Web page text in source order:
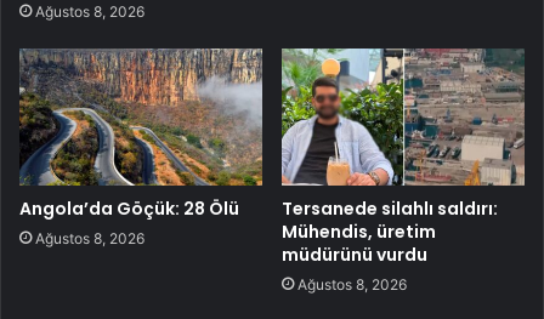
Ağustos 8, 2026
Angola’da Göçük: 28 Ölü
Ağustos 8, 2026
Tersanede silahlı saldırı:
Mühendis, üretim
müdürünü vurdu
Ağustos 8, 2026